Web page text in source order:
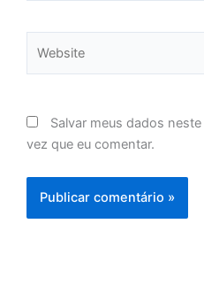
Salvar meus dados
vez que eu comentar.